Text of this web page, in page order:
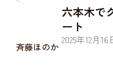
斉藤ほのか
六本木で
ート
2025年12月 16